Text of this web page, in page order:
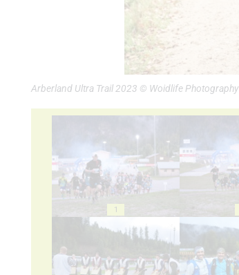
Arberland Ultra Trail 2023 © Woidlife Photography
1